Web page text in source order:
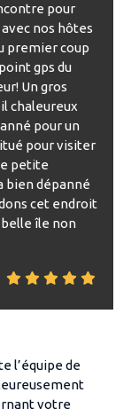
pour
nos hôtes
premier coup
gps du
Un gros
chaleureux
pour un
pour visiter
petite
bien dépanné
cet endroit
île non
l’équipe de
votre